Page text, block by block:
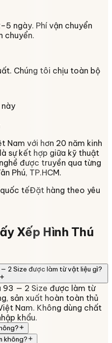
ngày. Phí vận chuyển
chuyển.
Chúng tôi chịu toàn bộ
này
Nam với hơn 20 năm kinh
sự kết hợp giữa kỹ thuật
được truyền qua từng
Phú, TP.HCM.
tếĐặt hàng theo yêu
Xếp Hình Thú
2 Size được làm từ vật liệu gì?
93 — 2 Size được làm từ
sản xuất hoàn toàn thủ
Nam. Không dùng chất
khẩu.
không?